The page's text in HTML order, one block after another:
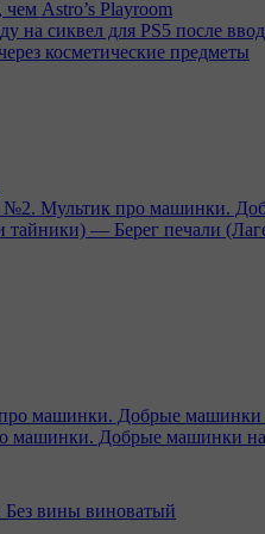
Astro’s Playroom
на сиквел для PS5 после
косметические предметы
Мультик про машинки.
тайники) — Берег печали
Добрые машинки на
Без вины виноватый